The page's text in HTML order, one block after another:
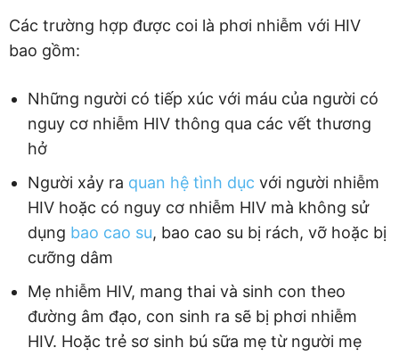
Các trường hợp được coi là phơi nhiễm với HIV
bao gồm:
Những người có tiếp xúc với máu của người có
nguy cơ nhiễm HIV thông qua các vết thương
hở
Người xảy ra quan hệ tình dục với người nhiễm
HIV hoặc có nguy cơ nhiễm HIV mà không sử
dụng bao cao su, bao cao su bị rách, vỡ hoặc bị
cưỡng dâm
Mẹ nhiễm HIV, mang thai và sinh con theo
đường âm đạo, con sinh ra sẽ bị phơi nhiễm
HIV. Hoặc trẻ sơ sinh bú sữa mẹ từ người mẹ